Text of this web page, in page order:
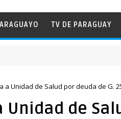
TV DE PARAGUAY
a Unidad de Salud por deuda de G.
Unidad de